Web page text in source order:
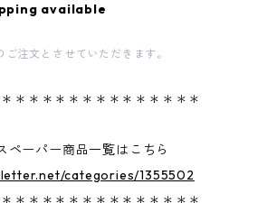
available
ご注文とさせていただきます。
＊＊＊＊＊＊＊＊＊＊＊＊＊＊
ーパー商品一覧はこちら
categories/1355502